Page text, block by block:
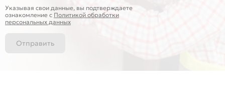
Указывая свои данные, вы подтверждаете
ознакомление c Политикой обработки
персональных данных
Отправить